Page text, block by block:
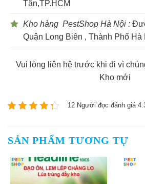
Tân,TP.HCM
Kho hàng PestShop Hà Nội :
Quận Long Biên , Thành Phố Hà
Vui lòng liên hệ trước khi đi vì
Kho mới
12 Người đọc đánh giá
SẢN PHẨM TƯƠNG TỰ